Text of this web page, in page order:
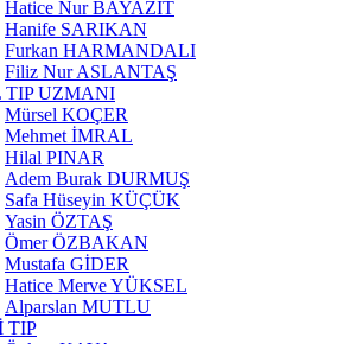
Hatice Nur BAYAZIT
Hanife SARIKAN
Furkan HARMANDALI
Filiz Nur ASLANTAŞ
TIP UZMANI
Mürsel KOÇER
Mehmet İMRAL
Hilal PINAR
Adem Burak DURMUŞ
Safa Hüseyin KÜÇÜK
Yasin ÖZTAŞ
Ömer ÖZBAKAN
Mustafa GİDER
Hatice Merve YÜKSEL
Alparslan MUTLU
TIP